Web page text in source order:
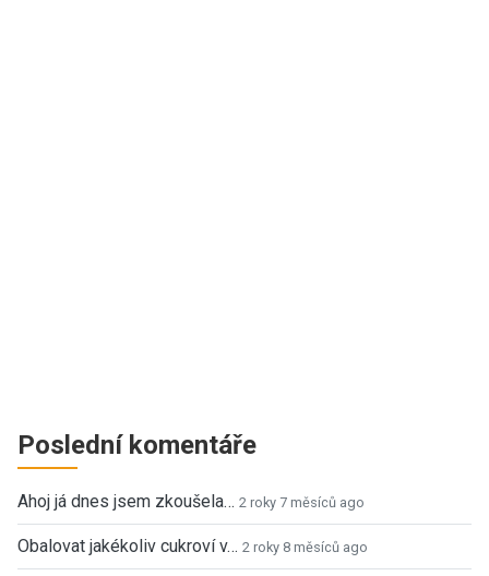
Poslední komentáře
Ahoj já dnes jsem zkoušela… 2 roky 7 měsíců ago
Obalovat jakékoliv cukroví v… 2 roky 8 měsíců ago